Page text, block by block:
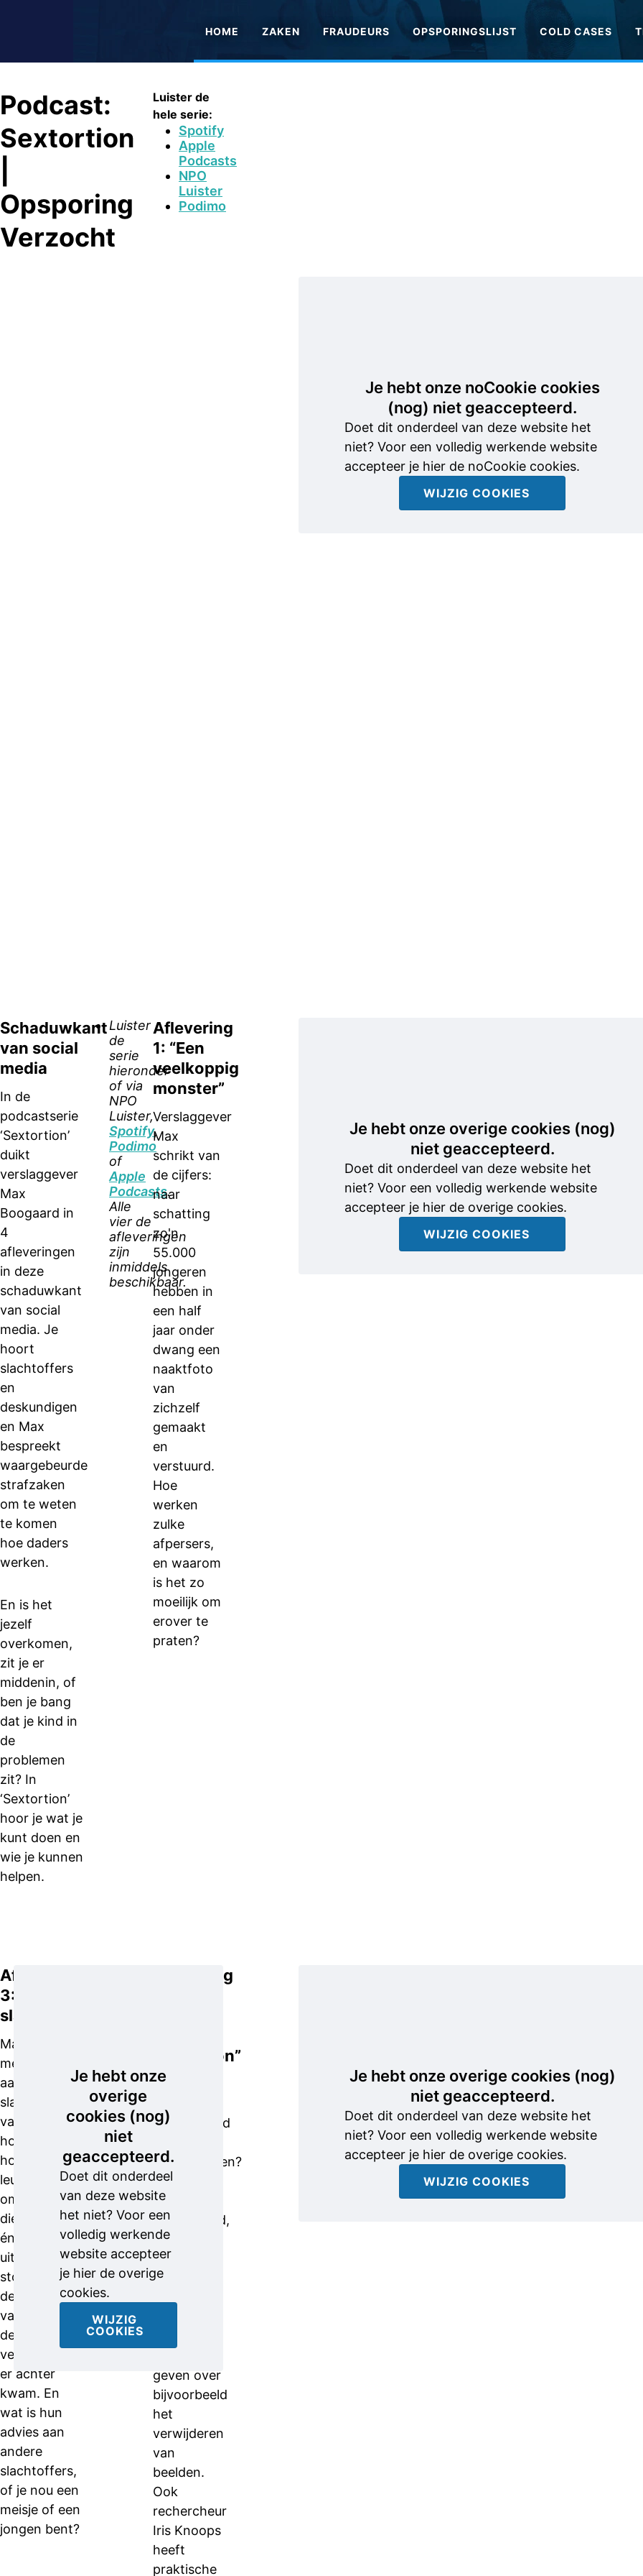
HOME ZAKEN FRAUDEURS OPSPORINGSLIJST COLD CASES
Podcast:
Sextortion
Opsporing
Verzocht
Luister de
hele serie:
Spotify
Apple
Podcasts
NPO
Luister
Podimo
Je hebt onze noCookie cookies
(nog) niet geaccepteerd.
Doet dit onderdeel van deze website het
niet? Voor een volledig werkende website
accepteer je hier de noCookie cookies.
WIJZIG COOKIES
Schaduwkant
van social
media
In de
podcastserie
‘Sextortion’
duikt
verslaggever
Max
Boogaard in
4
afleveringen
in deze
schaduwkant
van social
media. Je
hoort
slachtoffers
en
deskundigen
en Max
bespreekt
waargebeurde
strafzaken
om te weten
te komen
hoe daders
werken.
En is het
jezelf
overkomen,
zit je er
middenin, of
ben je bang
dat je kind in
de
problemen
zit? In
‘Sextortion’
hoor je wat je
kunt doen en
wie je kunnen
helpen.
Luister
de
serie
hieronder
of via
NPO
Luister,
Spotify,
Podimo
of
Apple
Podcasts.
Alle
vier de
afleveringen
zijn
inmiddels
beschikbaar.
Aflevering
1: “Een
veelkoppig
monster”
Verslaggever
Max
schrikt van
de cijfers:
naar
schatting
zo'n
55.000
jongeren
hebben in
een half
jaar onder
dwang een
naaktfoto
van
zichzelf
gemaakt
en
verstuurd.
Hoe
werken
zulke
afpersers,
en waarom
is het zo
moeilijk om
erover te
praten?
Je hebt onze overige cookies (nog)
niet geaccepteerd.
Doet dit onderdeel van deze website het
niet? Voor een volledig werkende website
accepteer je hier de overige cookies.
WIJZIG COOKIES
Aflevering
3: “De
slachtoffers”
Max spreekt
met een
aantal
slachtoffers
van ‘Lars’. Hij
hoort van elk
hoe het eerst
leuke contact
omsloeg, de
dieptepunten
én hoe het
uiteindelijk
stopte. Ook
de moeder
van één van
de meiden
vertelt hoe zij
er achter
kwam. En
wat is hun
advies aan
andere
slachtoffers,
of je nou een
meisje of een
jongen bent?
Je hebt onze
overige
cookies (nog)
niet
geaccepteerd.
Doet dit onderdeel
van deze website
het niet? Voor een
volledig werkende
website accepteer
je hier de overige
cookies.
WIJZIG
COOKIES
Aflevering
sextortion”
Wat kun je
gechanteerd
naaktbeelden?
Max gaat
langs bij
Helpwanted,
waar je
niet alleen
je verhaal
geven over
bijvoorbeeld
het
verwijderen
van
beelden.
Ook
rechercheur
Iris Knoops
heeft
praktische
Je hebt onze overige cookies (nog)
niet geaccepteerd.
Doet dit onderdeel van deze website het
niet? Voor een volledig werkende website
accepteer je hier de overige cookies.
WIJZIG COOKIES